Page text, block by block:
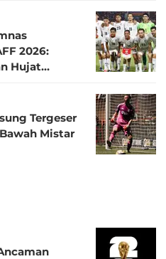
2026:
Hujat
Tergeser
Mistar